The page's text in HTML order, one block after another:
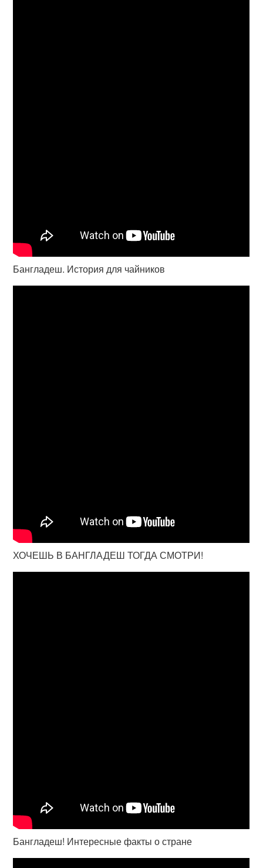
Бангладеш. История для чайников
ХОЧЕШЬ В БАНГЛАДЕШ ТОГДА СМОТРИ!
Бангладеш! Интересные факты о стране